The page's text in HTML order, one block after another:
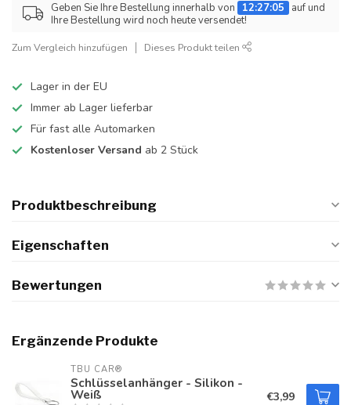
Geben Sie Ihre Bestellung innerhalb von 12:27:05
auf und
Ihre Bestellung wird noch heute versendet!
Zum Vergleich hinzufügen Dieses Produkt teilen
Lager in der EU
Immer ab Lager lieferbar
Für fast alle Automarken
Kostenloser Versand ab 2 Stück
Produktbeschreibung
Eigenschaften
Bewertungen
Ergänzende Produkte
TBU CAR®
Schlüsselanhänger - Silikon -
Weiß €3,99